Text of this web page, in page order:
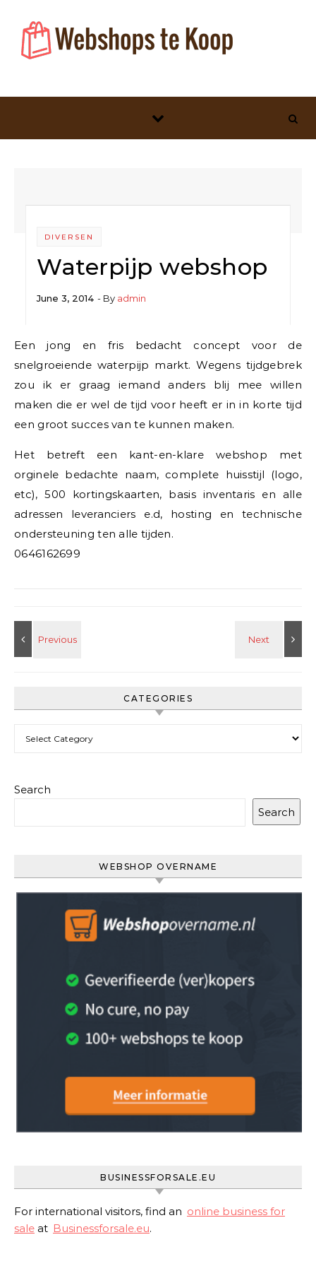
DIVERSEN
Waterpijp webshop
June 3, 2014 - By admin
Een jong en fris bedacht concept voor de
snelgroeiende waterpijp markt. Wegens tijdgebrek
zou ik er graag iemand anders blij mee willen
maken die er wel de tijd voor heeft er in in korte tijd
een groot succes van te kunnen maken.
Het betreft een kant-en-klare webshop met
orginele bedachte naam, complete huisstijl (logo,
etc), 500 kortingskaarten, basis inventaris en alle
adressen leveranciers e.d, hosting en technische
ondersteuning ten alle tijden.
0646162699
CATEGORIES
Search
Search
WEBSHOP OVERNAME
BUSINESSFORSALE.EU
For international visitors, find an online business for
sale at Businessforsale.eu.